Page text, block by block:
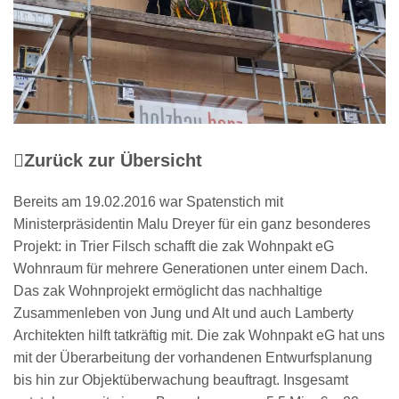
Zurück zur Übersicht
Bereits am 19.02.2016 war Spatenstich mit
Ministerpräsidentin Malu Dreyer für ein ganz besonderes
Projekt: in Trier Filsch schafft die zak Wohnpakt eG
Wohnraum für mehrere Generationen unter einem Dach.
Das zak Wohnprojekt ermöglicht das nachhaltige
Zusammenleben von Jung und Alt und auch Lamberty
Architekten hilft tatkräftig mit. Die zak Wohnpakt eG hat uns
mit der Überarbeitung der vorhandenen Entwurfsplanung
bis hin zur Objektüberwachung beauftragt. Insgesamt